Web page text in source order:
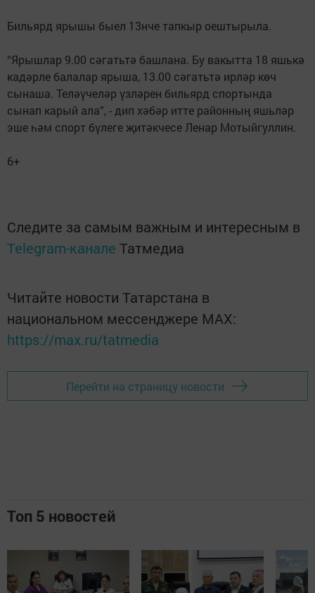
Бильярд ярышы быел 13нче тапкыр оештырыла.
“Ярышлар 9.00 сәгатьтә башлана. Бу вакытта 18 яшькә
кадәрле балалар ярыша, 13.00 сәгатьтә ирләр көч
сынаша. Теләүчеләр үзләрен бильярд спортында
сынап карый ала”, - дип хәбәр итте районның яшьләр
эше һәм спорт бүлеге җитәкчесе Ленар Мотыйгуллин.
6+
Следите за самым важным и интересным в
Telegram-канале Татмедиа
Читайте новости Татарстана в
национальном мессенджере MАХ:
https://max.ru/tatmedia
Перейти на страницу новости
Топ 5 новостей